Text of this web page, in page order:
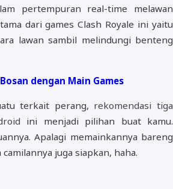
pertempuran real-time melawan
dari games Clash Royale ini yaitu
lawan sambil melindungi benteng
dengan Main Games
terkait perang, rekomendasi tiga
ini menjadi pilihan buat kamu.
Apalagi memainkannya bareng
juga siapkan, haha.